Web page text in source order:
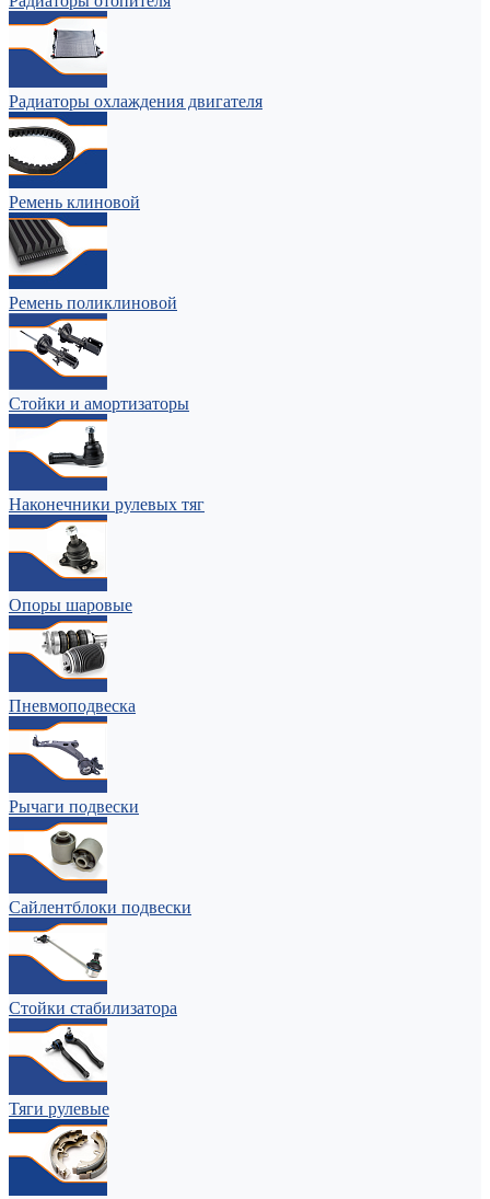
Радиаторы охлаждения двигателя
Ремень клиновой
Ремень поликлиновой
Стойки и амортизаторы
Наконечники рулевых тяг
Опоры шаровые
Пневмоподвеска
Рычаги подвески
Сайлентблоки подвески
Стойки стабилизатора
Тяги рулевые